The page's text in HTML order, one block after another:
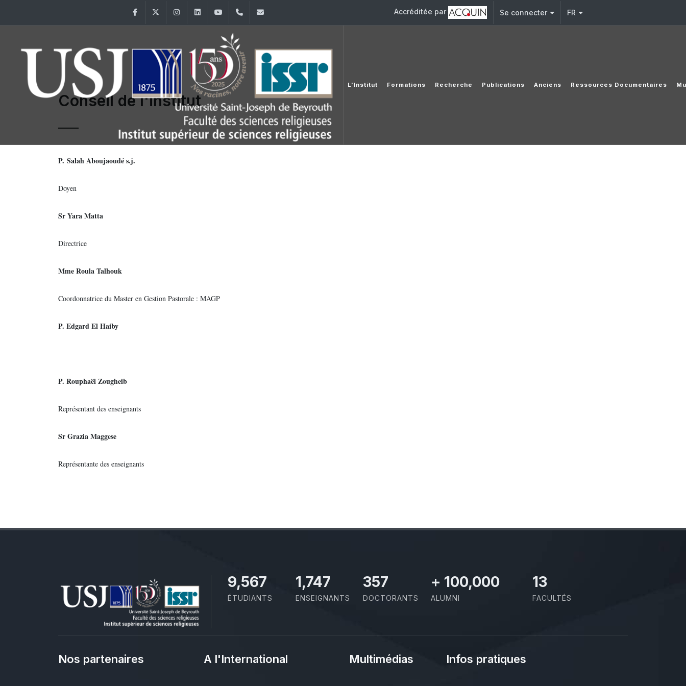
FacebookTwitter InstagramLinkedInYouTube+961 (1) 421 581 Accréditée par Se connecter FR
L'Institut Formations Recherche Publications Anciens Ressources Documentaires
Conseil de l'institut
P. Salah Aboujaoudé s.j.
Doyen
Sr Yara Matta
Directrice
Mme Roula Talhouk
Coordonnatrice du Master en Gestion Pastorale : MAGP
P. Edgard El Haiby
P. Rouphaël Zougheib
Représentant des enseignants
Sr Grazia Maggese
Représentante des enseignants
10,801
ÉTUDIANTS
1,973
ENSEIGNANTS
403
DOCTORANTS
+ 100,000
ALUMNI
13
FACULTÉS
Nos partenaires A l'International Multimédias Infos pratiques